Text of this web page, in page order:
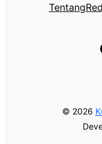
Tentang
© 2026